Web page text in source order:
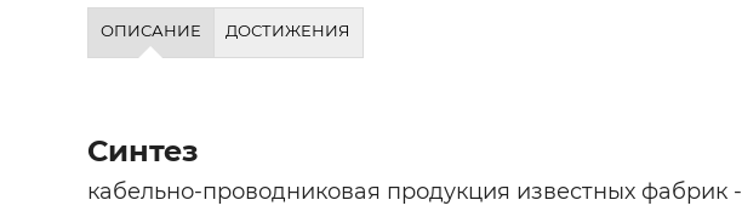
ОПИСАНИЕ ДОСТИЖЕНИЯ
Синтез
кабельно-проводниковая продукция известных фабрик -